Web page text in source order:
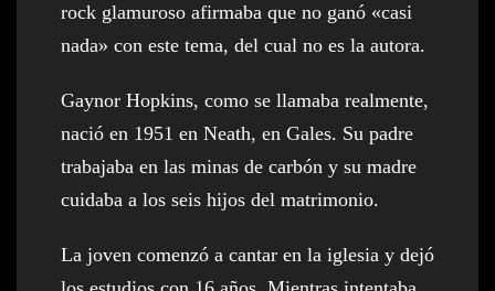
rock glamuroso afirmaba que no ganó «casi
nada» con este tema, del cual no es la autora.
Gaynor Hopkins, como se llamaba realmente,
nació en 1951 en Neath, en Gales. Su padre
trabajaba en las minas de carbón y su madre
cuidaba a los seis hijos del matrimonio.
La joven comenzó a cantar en la iglesia y dejó